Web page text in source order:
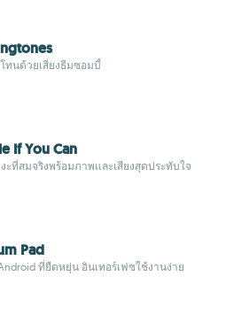
ทนด้วยเสียงธีมซอมบี้
If You Can
งะที่สมจริงพร้อมภาพและเสียงสุดประทับใจ
Pad
ที่ยืดหยุ่น อินเทอร์เฟซใช้งานง่าย